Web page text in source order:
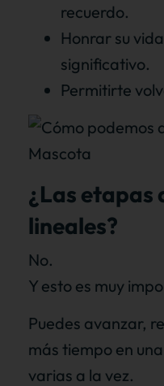
recuerdo.
Honrar su
significativo.
Permitirte
¿Las etapas
lineales?
No.
Y esto es muy
Puedes avanzar,
más tiempo en
varias a la vez.